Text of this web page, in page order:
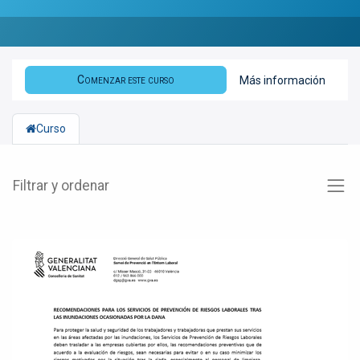
Comenzar este curso Más información
Curso
Filtrar y ordenar